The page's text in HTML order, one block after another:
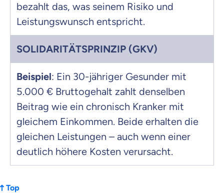
bezahlt das, was seinem Risiko und
Leistungswunsch entspricht.
SOLIDARITÄTSPRINZIP (GKV)
Beispiel: Ein 30-jähriger Gesunder mit
5.000 € Bruttogehalt zahlt denselben
Beitrag wie ein chronisch Kranker mit
gleichem Einkommen. Beide erhalten die
gleichen Leistungen – auch wenn einer
deutlich höhere Kosten verursacht.
Top